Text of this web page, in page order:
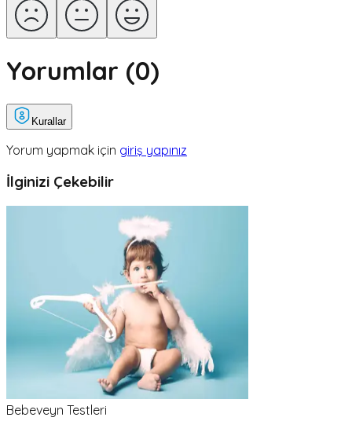
Yorumlar (0)
Kurallar
Yorum yapmak için giriş yapınız
İlginizi Çekebilir
Bebeveyn Testleri